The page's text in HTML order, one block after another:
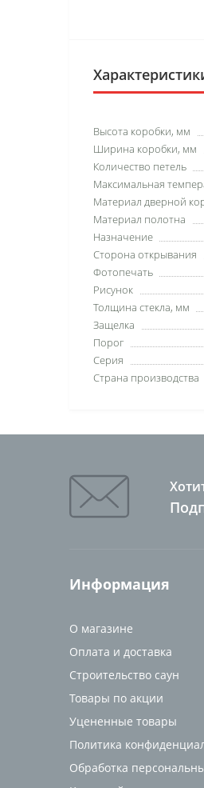
Высота коробки, мм
Ширина коробки, мм
Количество петель
Максимальная
Материал дверной
Материал полотна
Назначение
Сторона открывания
Фотопечать
Рисунок
Толщина стекла, мм
Защелка
Порог
Серия
Страна производства
Информация
О магазине
Оплата и доставка
Строительство саун
Товары по акции
Уцененные товары
Политика
Обработка